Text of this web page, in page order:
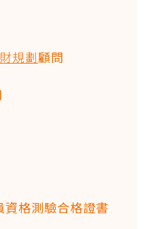
規劃顧問
格測驗合格證書